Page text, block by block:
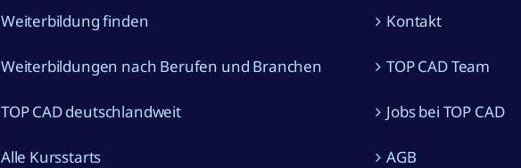
Weiterbildung finden
Weiterbildungen nach Berufen und Branchen
TOP CAD deutschlandweit
Alle Kursstarts
Kontakt
TOP CAD Team
Jobs bei TOP CAD
AGB